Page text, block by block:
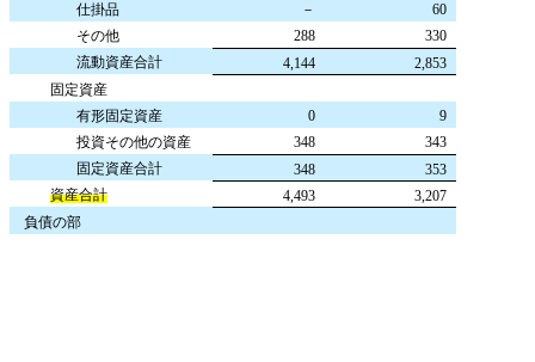
仕掛品
－
60
その他
288
330
流動資産合計
4,144
2,853
固定資産
有形固定資産
0
9
投資その他の資産
348
343
固定資産合計
348
353
資産合計
4,493
3,207
負債の部